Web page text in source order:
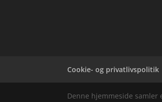
Cookie- og privatlivspolitik
Denne hjemmeside